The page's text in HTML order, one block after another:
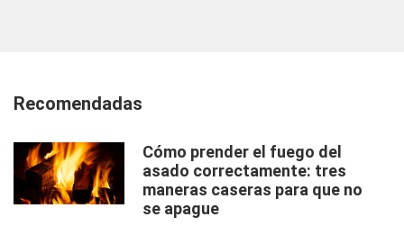
Recomendadas
Cómo prender el fuego del
asado correctamente: tres
maneras caseras para que no
se apague